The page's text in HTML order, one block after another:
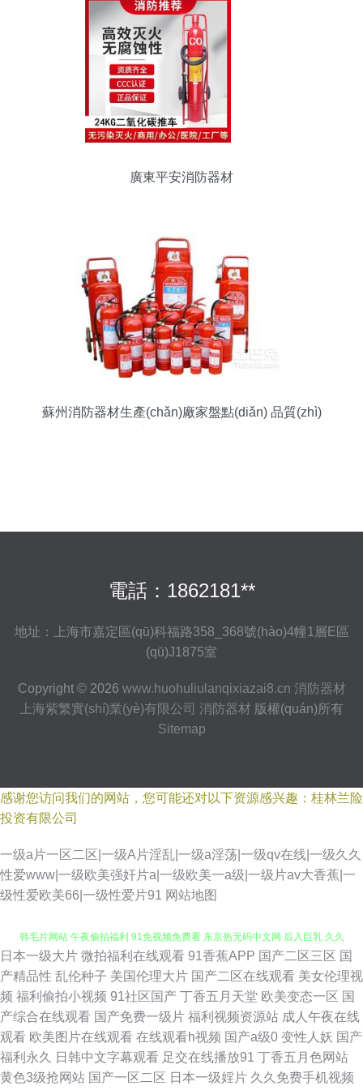
廣東平安消防器材
蘇州消防器材生產(chǎn)廠家盤點(diǎn) 品質(zhì)
電話：1862181**
地址：上海市嘉定區(qū)科福路358_368號(hào)4幢1層E區
(qū)J1875室
Copyright © 2026 www.huohuliulanqixiazai8.cn 消防器材
上海紫繁實(shí)業(yè)有限公司 消防器材 版權(quán)所有
Sitemap
感谢您访问我们的网站，您可能还对以下资源感兴趣：桂林兰险
投资有限公司
一级a片一区二区|一级A片淫乱|一级a淫荡|一级qv在线|一级久久
性爱www|一级欧美强奸片a|一级欧美一a级|一级片av大香蕉|一
级性爱欧美66|一级性爱片91 网站地图
深夜释放 欧美日韩色蜜蜜 超碰97成人 黑丝后入91 久久婷婷91 美女精品 日
韩毛片网站 午夜偷拍福利 91免视频免费看 东京热无码中文网 后入巨乳 久久
偷精品 欧美乱轮另类 偷拍亚洲色图 日本淫网5 日本女同互慰 欧美淫乱一二
三区 欧美老湿 香蕉久艹 亚洲草草影院 伊人伊人网 国产黑丝91 午夜诱惑网
日本一级大片 微拍福利在线观看 91香蕉APP 国产二区三区 国
产精品性 乱伦种子 美国伦理大片 国产二区在线观看 美女伦理视
频 福利偷拍小视频 91社区国产 丁香五月天堂 欧美变态一区 国
产综合在线观看 国产免费一级片 福利视频资源站 成人午夜在线
观看 欧美图片在线观看 在线观看h视频 国产a级0 变性人妖 国产
福利永久
日韩中文字幕观看 足交在线播放91 丁香五月色网站
黄色3级抢网站 国产一区二区 日本一级婬片 久久免费手机视频